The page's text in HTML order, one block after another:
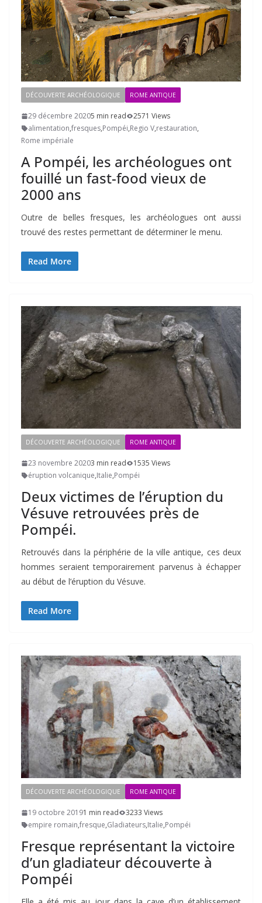
DÉCOUVERTE ARCHÉOLOGIQUE ROME ANTIQUE
29 décembre 20205 min read
2571 Views
alimentation,fresques,Pompéi,Regio V,restauration,
Rome impériale
A Pompéi, les archéologues ont
fouillé un fast-food vieux de
2000 ans
Outre de belles fresques, les archéologues ont aussi
trouvé des restes permettant de déterminer le menu.
Read More
DÉCOUVERTE ARCHÉOLOGIQUE ROME ANTIQUE
23 novembre 20203 min read
1535 Views
éruption volcanique,Italie,Pompéi
Deux victimes de l’éruption du
Vésuve retrouvées près de
Pompéi.
Retrouvés dans la périphérie de la ville antique, ces deux
hommes seraient temporairement parvenus à échapper
au début de l’éruption du Vésuve.
Read More
DÉCOUVERTE ARCHÉOLOGIQUE ROME ANTIQUE
19 octobre 20191 min read
3233 Views
empire romain,fresque,Gladiateurs,Italie,Pompéi
Fresque représentant la victoire
d’un gladiateur découverte à
Pompéi